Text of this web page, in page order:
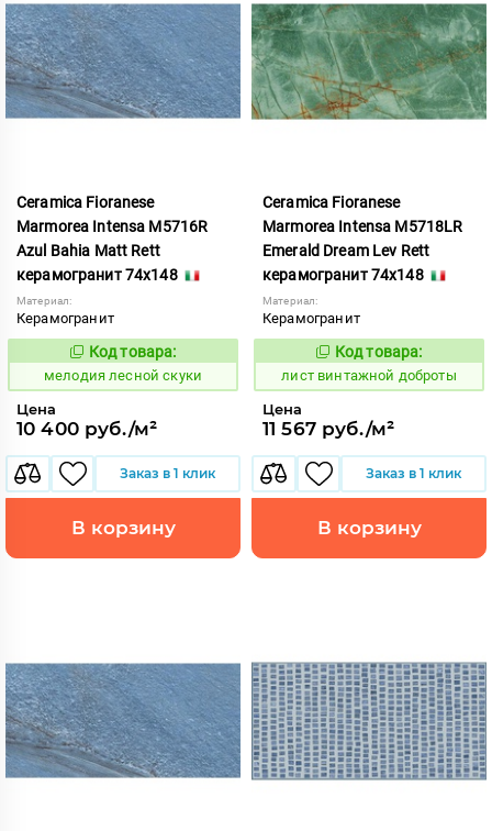
Ceramica Fioranese
Marmorea Intensa M5716R
Azul Bahia Matt Rett
керамогранит 74x148
Материал:
Керамогранит
958969
Код товара:
мелодия лесной скуки
Цена
10 400 руб./м²
Заказ в 1 клик
В корзину
Ceramica Fioranese
Marmorea Intensa M5718LR
Emerald Dream Lev Rett
керамогранит 74x148
Материал:
Керамогранит
876997
Код товара:
лист винтажной доброты
Цена
11 567 руб./м²
Заказ в 1 клик
В корзину